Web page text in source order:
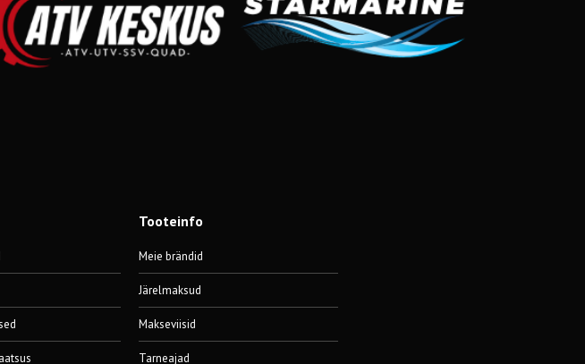
Tooteinfo
Meie brändid
Järelmaksud
Makseviisid
Tarneajad